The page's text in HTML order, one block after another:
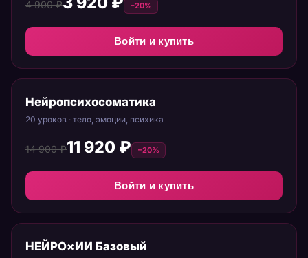
4 900 ₽ −20%
Войти и купить
Нейропсихосоматика
20 уроков · тело, эмоции, психика
14 900 ₽11 920 ₽ −20%
Войти и купить
НЕЙРО×ИИ Базовый